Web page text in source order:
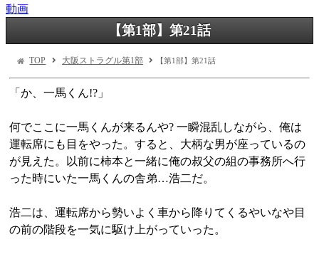
動画
【第1部】第21話
TOP 大阪ストラグル第1部 【第1部】第21話
「か、一馬くん!?」
何でここに一馬くんが来るんや? 一瞬混乱しながら、俺は
運転席にも目をやった。すると、大柄な男が座っているの
が見えた。以前に柿本と一緒に俺の叔父の組の事務所へ行
った時にいた一馬くんの舎弟…浩二だ。
浩二は、運転席から勢いよく車から降りてくるやいなや目
の前の階段を一気に駆け上がっていった。